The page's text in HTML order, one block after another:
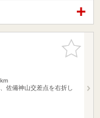
お気に入
りに追加
佐備神山交差点を右折し